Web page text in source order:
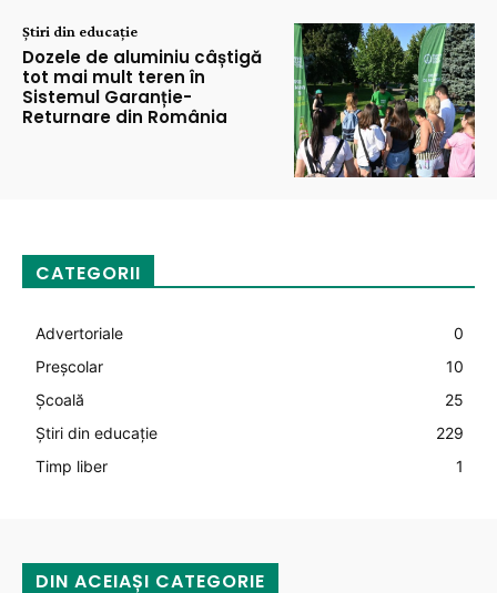
Știri din educație
Dozele de aluminiu câștigă
tot mai mult teren în
Sistemul Garanție-
Returnare din România
CATEGORII
Advertoriale
0
Preșcolar
10
Şcoală
25
Știri din educație
229
Timp liber
1
DIN ACEIAȘI CATEGORIE